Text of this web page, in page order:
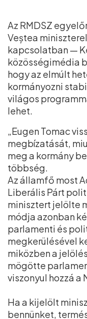
Az RMDSZ
Veștea
kapcsolatban —
közösségimédia
hogy az elmúlt
kormányozni
világos
lehet.
„Eugen Tomac
megbízatását,
meg a kormány
többség.
Az államfő most
Liberális Párt
minisztert jelölte
módja azonban
parlamenti és
megkerülésével
miközben a
mögötte
viszonyul hozzá a
Ha a kijelölt
bennünket,